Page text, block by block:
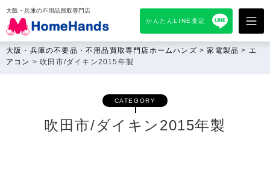
大阪・兵庫の不用品買取専門店
かんたんLINE査定
大阪・兵庫の不要品・不用品買取専門店ホームハンズ >家電製品 > エ
アコン > 吹田市/ダイキン2015年製
CATEGORY
吹田市/ダイキン2015年製